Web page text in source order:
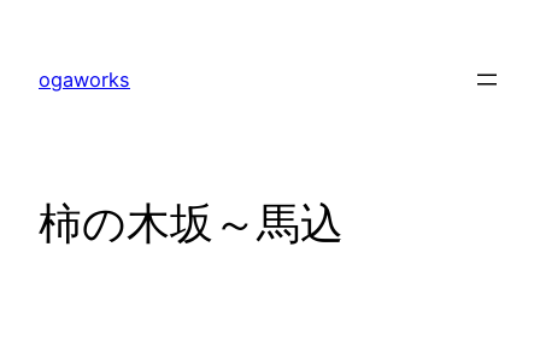
ogaworks
柿の木坂～馬込